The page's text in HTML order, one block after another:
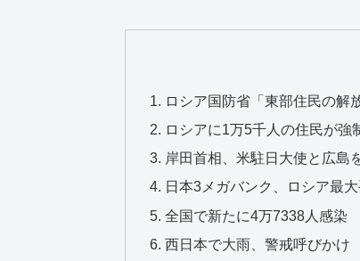
ロシア国防省「東部住民の
ロシアに1万5千人の住民が
岸田首相、米駐日大使と広
日本3メガバンク、ロシア最
全国で新たに4万7338人感染
西日本で大雨、警戒呼びか